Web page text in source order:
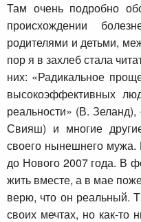
Там очень подробно
происхождении
родителями и детьми,
пор я в захлеб стала
них: «Радикальное
высокоэффективных
реальности» (В.
Свияш) и многие
своего нынешнего мужа.
до Нового 2007 года. В
жить вместе, а в мае
верю, что он реальный.
своих мечтах, но как-то